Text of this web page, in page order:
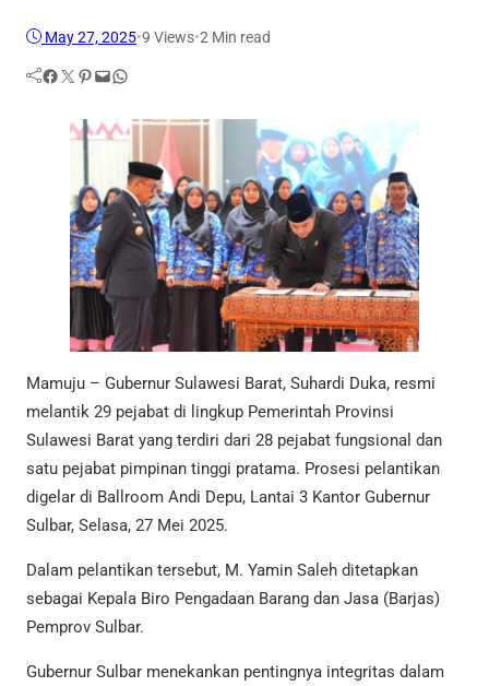
May 27, 2025•9 Views•2 Min read
Facebook Twitter Pinterest Mail WhatsApp
Mamuju – Gubernur Sulawesi Barat, Suhardi Duka, resmi
melantik 29 pejabat di lingkup Pemerintah Provinsi
Sulawesi Barat yang terdiri dari 28 pejabat fungsional dan
satu pejabat pimpinan tinggi pratama. Prosesi pelantikan
digelar di Ballroom Andi Depu, Lantai 3 Kantor Gubernur
Sulbar, Selasa, 27 Mei 2025.
Dalam pelantikan tersebut, M. Yamin Saleh ditetapkan
sebagai Kepala Biro Pengadaan Barang dan Jasa (Barjas)
Pemprov Sulbar.
Gubernur Sulbar menekankan pentingnya integritas dalam